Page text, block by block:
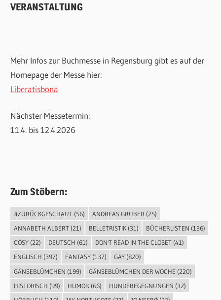
VERANSTALTUNG
Mehr Infos zur Buchmesse in Regensburg gibt es auf der
Homepage der Messe hier:
Liberatisbona
Nächster Messetermin:
11.4. bis 12.4.2026
Zum Stöbern:
#ZURÜCKGESCHAUT(56) ANDREAS GRUBER (25)
ANNABETH ALBERT(21) BELLETRISTIK(31) BÜCHERLISTEN (136)
COSY(22) DEUTSCH (61) DON'T READ IN THE CLOSET(41)
ENGLISCH (397) FANTASY(137) GAY(820)
GÄNSEBLÜMCHEN (199) GÄNSEBLÜMCHEN DER WOCHE (220)
HISTORISCH (99) HUMOR (66) HUNDEBEGEGNUNGEN (32)